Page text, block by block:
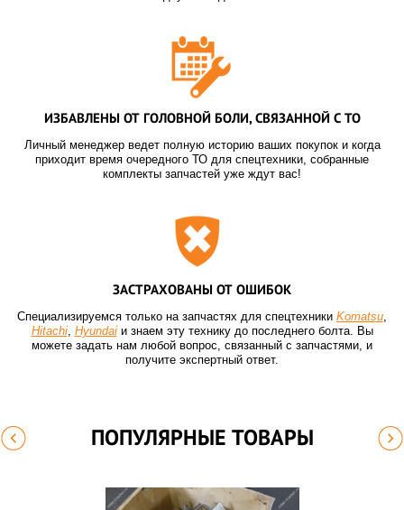
ИЗБАВЛЕНЫ ОТ ГОЛОВНОЙ БОЛИ, СВЯЗАННОЙ С ТО
Личный менеджер ведет полную историю ваших покупок и когда
приходит время очередного ТО для спецтехники, собранные
комплекты запчастей уже ждут вас!
ЗАСТРАХОВАНЫ ОТ ОШИБОК
Специализируемся только на запчастях для спецтехники Komatsu,
Hitachi, Hyundaiи знаем эту технику до последнего болта. Вы
можете задать нам любой вопрос, связанный с запчастями, и
получите экспертный ответ.
ПОПУЛЯРНЫЕ ТОВАРЫ